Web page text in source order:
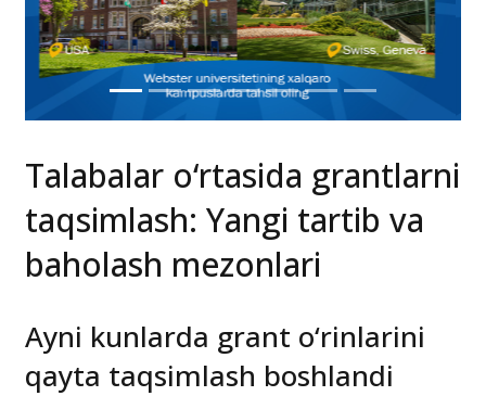
Talabalar o‘rtasida grantlarni
taqsimlash: Yangi tartib va
baholash mezonlari
Ayni kunlarda grant o‘rinlarini
qayta taqsimlash boshlandi